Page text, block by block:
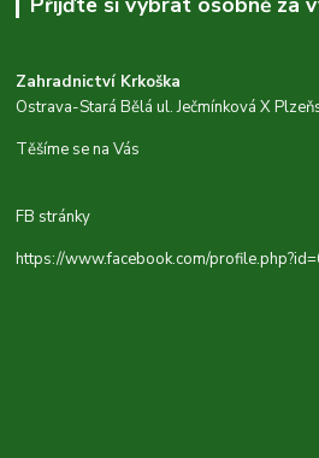
Zahradnictví Krkoška
Ostrava-Stará Bělá ul. Ječmínková X
Těšíme se na Vás
FB stránky
https://www.facebook.com/